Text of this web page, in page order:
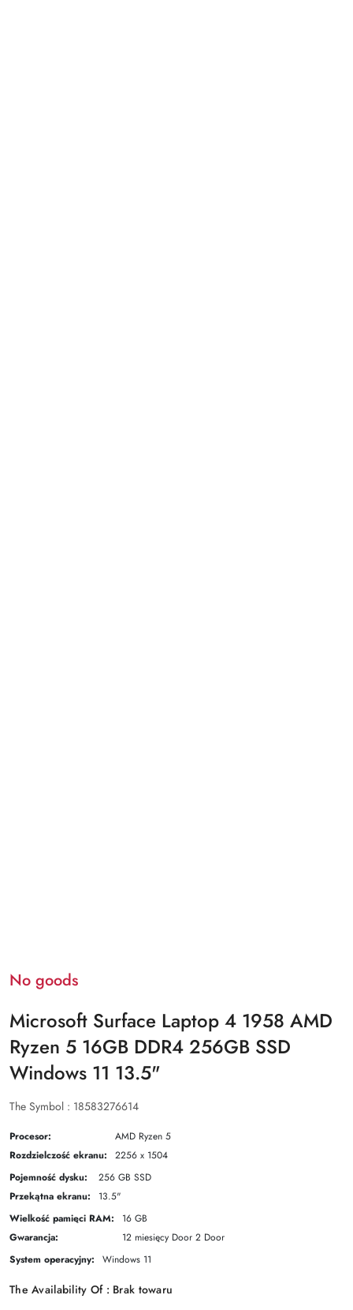
No goods
Microsoft Surface Laptop 4 1958 AMD
Ryzen 5 16GB DDR4 256GB SSD
Windows 11 13.5"
The Symbol : 18583276614
Procesor:
AMD Ryzen 5
Rozdzielczość ekranu:
2256 x 1504
Pojemność dysku:
256 GB SSD
Przekątna ekranu:
13.5"
Wielkość pamięci RAM:
16 GB
Gwarancja:
12 miesięcy Door 2 Door
System operacyjny:
Windows 11
The Availability Of : Brak towaru